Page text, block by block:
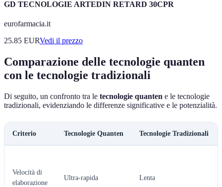
GD TECNOLOGIE ARTEDIN RETARD 30CPR
eurofarmacia.it
25.85 EURVedi il prezzo
Comparazione delle tecnologie quanten
con le tecnologie tradizionali
Di seguito, un confronto tra le tecnologie quanten e le tecnologie
tradizionali, evidenziando le differenze significative e le potenzialità.
Criterio Tecnologie Quanten Tecnologie Tradizionali
Velocità di
elaborazione
Ultra-rapida Lenta